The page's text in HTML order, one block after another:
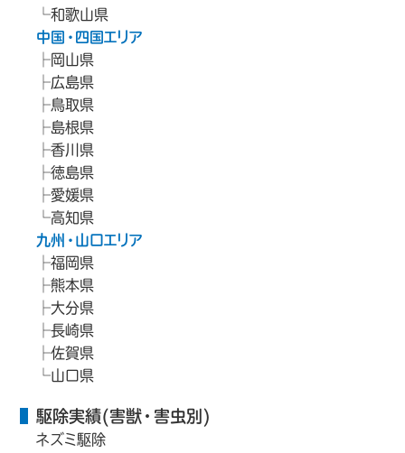
和歌山県
中国・四国エリア
岡山県
広島県
鳥取県
島根県
香川県
徳島県
愛媛県
高知県
九州・山口エリア
福岡県
熊本県
大分県
長崎県
佐賀県
山口県
駆除実績(害獣・害虫別)
ネズミ駆除